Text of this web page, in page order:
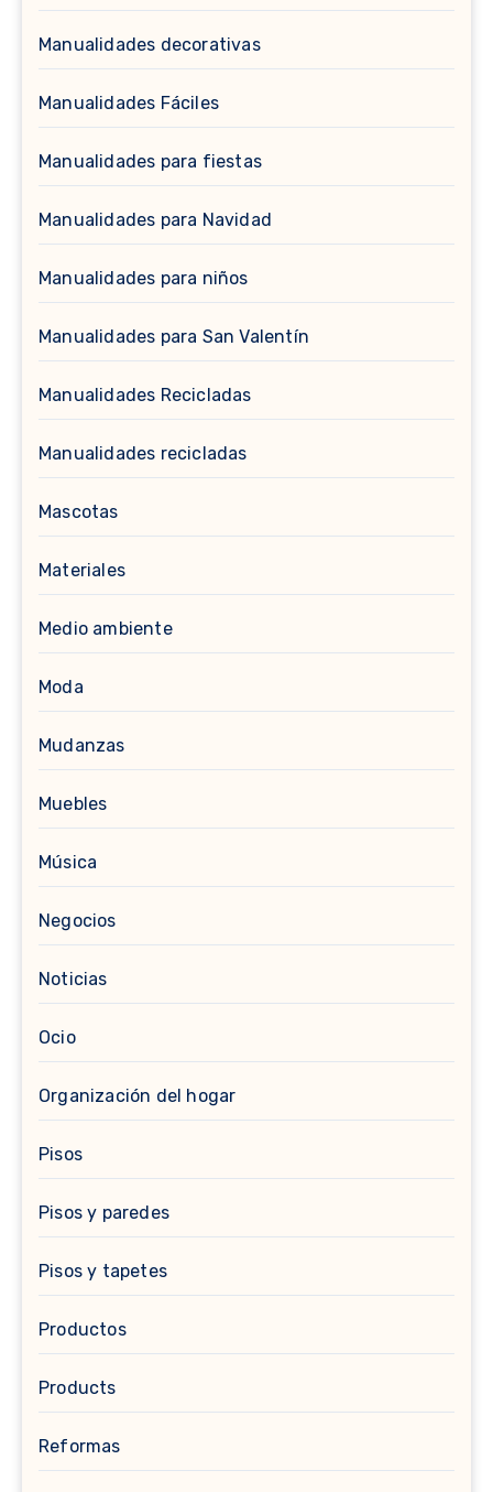
Manualidades decorativas
Manualidades Fáciles
Manualidades para fiestas
Manualidades para Navidad
Manualidades para niños
Manualidades para San Valentín
Manualidades Recicladas
Manualidades recicladas
Mascotas
Materiales
Medio ambiente
Moda
Mudanzas
Muebles
Música
Negocios
Noticias
Ocio
Organización del hogar
Pisos
Pisos y paredes
Pisos y tapetes
Productos
Products
Reformas